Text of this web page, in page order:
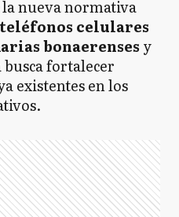
la nueva normativa
celulares
bonaerenses y
fortalecer
existentes en los